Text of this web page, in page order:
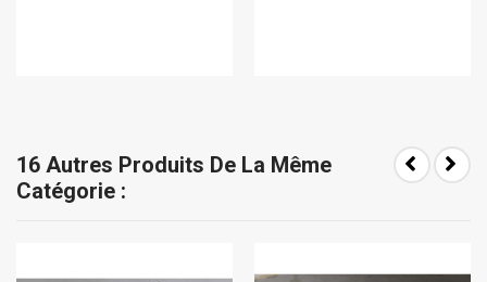
16 Autres Produits De La Même
Catégorie :